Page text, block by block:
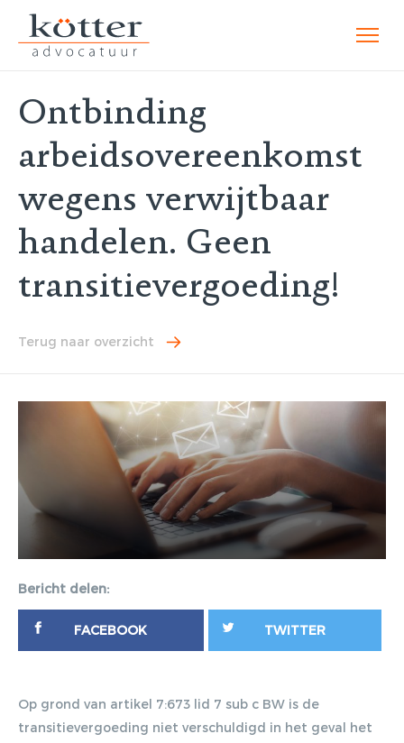
Ontbinding
arbeidsovereenkomst
wegens verwijtbaar
handelen. Geen
transitievergoeding!
Terug naar overzicht
Bericht delen:
FACEBOOK TWITTER
Op grond van artikel 7:673 lid 7 sub c BW is de
transitievergoeding niet verschuldigd in het geval het